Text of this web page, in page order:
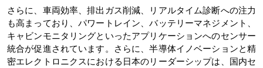
さらに、車両効率、排出ガス削減、リアルタイム診断への注力
も高まっており、パワートレイン、バッテリーマネジメント、
キャビンモニタリングといったアプリケーションへのセンサー
統合が促進されています。さらに、半導体イノベーションと精
密エレクトロニクスにおける日本のリーダーシップは、国内セ